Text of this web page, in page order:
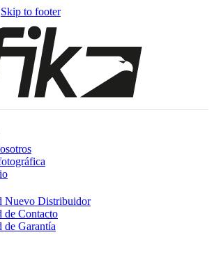
Skip to footer
Nuevo Distribuidor
de Contacto
de Garantía